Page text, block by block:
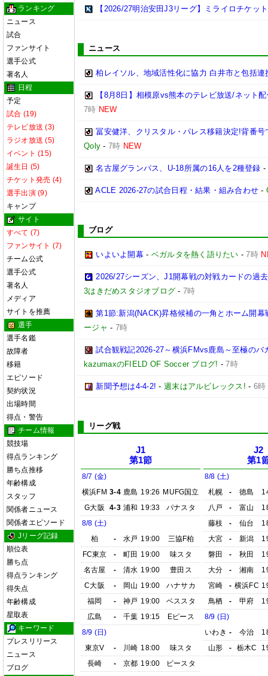
ランキング
ニュース
試合
ファンサイト
選手公式
著名人
日程
予定
試合 (19)
テレビ放送 (3)
ラジオ放送 (5)
イベント (15)
誕生日 (5)
チケット発売 (4)
選手出演 (9)
キャンプ
サイト
すべて (7)
ファンサイト (7)
チーム公式
選手公式
著名人
メディア
サイトを推薦
選手
選手名鑑
故障者
移籍
エピソード
契約状況
出場時間
得点・警告
チーム情報
競技場
得点ランキング
勝ち点推移
年齢構成
スタッフ
関係者ニュース
関係者エピソード
Jリーグ記録
順位表
勝ち点
得点ランキング
得失点
年齢構成
星取表
キーワード
プレスリリース
ニュース
ブログ
【2026/27明治安田J3リーグ】ミライロチケッ
ニュース
柏レイソル、地域活性化に協力 白井市と包括連
【8月8日】相模原vs熊本のテレビ放送/ネット
7時 NEW
冨安健洋、クリスタル・パレス移籍決定!背番
Qoly - 7時 NEW
名古屋グランパス、U-18所属の16人を2種登録 -
ACLE 2026-27の試合日程・結果・組み合わせ -
ブログ
いよいよ開幕- ベガルタを熱く語りたい -7時
2026/27シーズン、J1開幕戦の対戦カードの過
3はきだめスタジオブログ -7時
第1節:新潟(NACK)昇格候補の一角とホーム開幕
ージャ - 7時
試合観戦記2026-27～横浜FMvs鹿島～至極の
kazumaxのFIELD OF Soccer ブログ! -7時
新聞予想は4-4-2! -週末はアルビレックス! - 6時
リーグ戦
J1
第1節
8/7 (金)
横浜FM 3-4 鹿島 19:26 MUFG国立
G大阪
4-3 浦和 19:33
パナスタ
8/8 (土)
柏
- 水戸 19:00
三協F柏
FC東京
- 町田 19:00
味スタ
名古屋
- 清水 19:00
豊田ス
C大阪
- 岡山 19:00
ハナサカ
福岡
- 神戸 19:00
ベススタ
広島
- 千葉 19:15
Eピース
8/9 (日)
東京V
- 川崎 18:00
味スタ
長崎
- 京都 19:00 ピースタ
J2
第1
8/8 (土)
札幌
- 徳島
八戸
- 富山
藤枝
- 仙台
大宮
- 新潟
磐田
- 秋田
大分
- 湘南
宮崎
- 横浜FC
鳥栖
- 甲府
8/9 (日)
いわき - 今治
山形
- 栃木C